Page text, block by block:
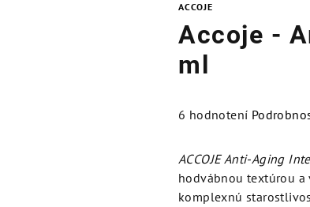
ACCOJE
Accoje -
ml
Priemerné
produktu
je
4,7
6 hodnotení
ACCOJE Anti-Aging
hodvábnou textúrou
komplexnú